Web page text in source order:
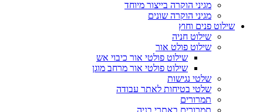
מגיני הוקרה בייצור מיוחד
מגיני הוקרה שונים
שילוט פנים וחוץ
שילוט חניה
שילוט פולט אור
שילוט פולטי אור כיבוי אש
שילוט פולטי אור מרחב מוגן
שלטי נגישות
שלטי בטיחות לאתר עבודה
תמרורים
תמרורים באתרי בניה